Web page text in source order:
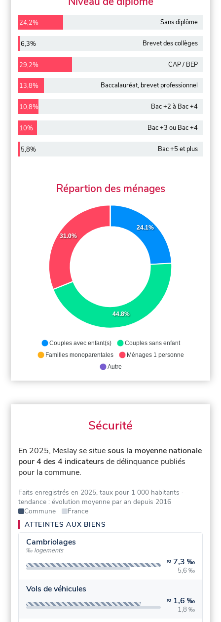
24,2% Sans diplôme
6,3% Brevet des collèges
29,2% CAP / BEP
13,8% Baccalauréat, brevet professionnel
10,8% Bac +2 à Bac +4
10% Bac +3 ou Bac +4
5,8% Bac +5 et plus
Répartion des ménages
24.1%
44.8%
31.0%
Couples avec enfant(s)
Couples sans enfant
Familles monoparentales
Ménages 1 personne
Autre
Sécurité
En 2025, Meslay se situesous la moyenne nationale
pour 4 des 4 indicateurs de délinquance publiés
pour la commune.
Faits enregistrés en 2025, taux pour 1 000 habitants ·
tendance : évolution moyenne par an depuis 2016
Commune
France
ATTEINTES AUX BIENS
Cambriolages
‰ logements
≈ 7,3 ‰
5,6 ‰
Vols de véhicules
≈ 1,6 ‰
1,8 ‰